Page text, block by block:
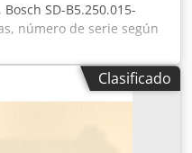
, Bosch SD-B5.250.015-
número de serie según
de los agujeros de
del eje de transmisión:
de uso, conector
ATENCIÓN: ¡Por
y el envío por
Clasificado